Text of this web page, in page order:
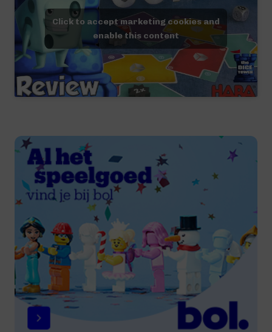
Click to accept marketing cookies and
enable this content